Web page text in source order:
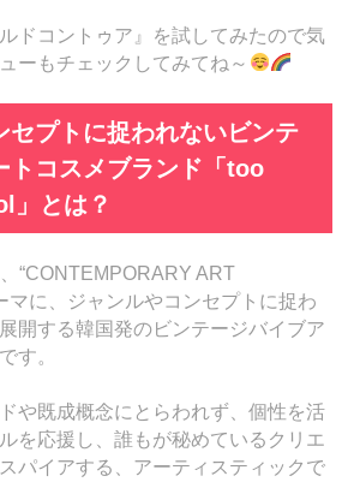
ドコントゥア』を試してみたので気
ーもチェックしてみてね～
セプトに捉われないビンテ
トコスメブランド「too
とは？
“CONTEMPORARY ART
マに、ジャンルやコンセプトに捉わ
開する韓国発のビンテージバイブア
す。
や既成概念にとらわれず、個性を活
を応援し、誰もが秘めているクリエ
パイアする、アーティスティックで